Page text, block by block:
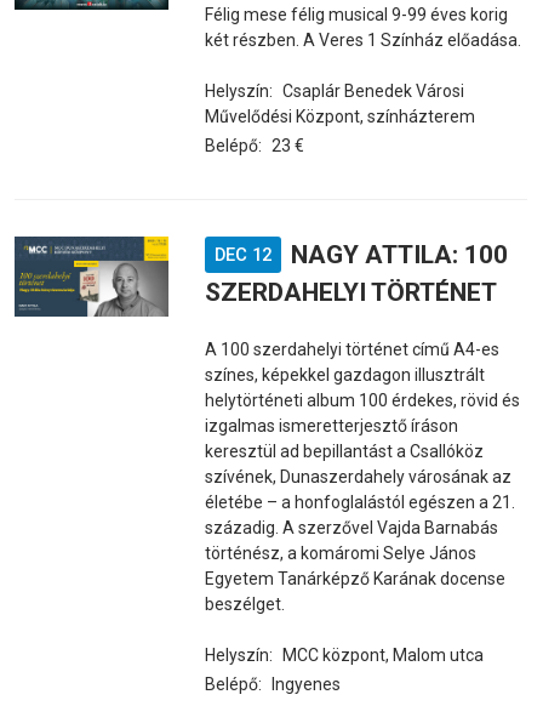
Félig mese félig musical 9-99 éves korig
két részben. A Veres 1 Színház előadása.
Helyszín: Csaplár Benedek Városi
Művelődési Központ, színházterem
Belépő:
23 €
DEC 12
NAGY ATTILA: 100
SZERDAHELYI TÖRTÉNET
A 100 szerdahelyi történet című A4-es
színes, képekkel gazdagon illusztrált
helytörténeti album 100 érdekes, rövid és
izgalmas ismeretterjesztő íráson
keresztül ad bepillantást a Csallóköz
szívének, Dunaszerdahely városának az
életébe – a honfoglalástól egészen a 21.
századig. A szerzővel Vajda Barnabás
történész, a komáromi Selye János
Egyetem Tanárképző Karának docense
beszélget.
Helyszín:
MCC központ, Malom utca
Belépő:
Ingyenes